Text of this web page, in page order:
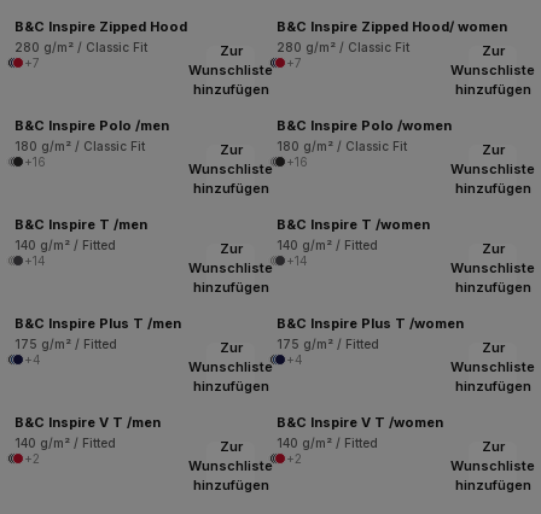
B&C Inspire Zipped Hood
280 g/m² / Classic Fit
+7
B&C Inspire Zipped Hood/ women
280 g/m² / Classic Fit
+7
Zur
Wunschliste
hinzufügen
B&C Inspire Polo /men
180 g/m² / Classic Fit
+16
Zur
Wunschliste
hinzufügen
B&C Inspire Polo /women
180 g/m² / Classic Fit
+16
Zur
Wunschliste
hinzufügen
B&C Inspire T /men
140 g/m² / Fitted
+14
Zur
Wunschliste
hinzufügen
B&C Inspire T /women
140 g/m² / Fitted
+14
Zur
Wunschliste
hinzufügen
B&C Inspire Plus T /men
175 g/m² / Fitted
+4
Zur
Wunschliste
hinzufügen
B&C Inspire Plus T /women
175 g/m² / Fitted
+4
Zur
Wunschliste
hinzufügen
B&C Inspire V T /men
140 g/m² / Fitted
+2
Zur
Wunschliste
hinzufügen
B&C Inspire V T /women
140 g/m² / Fitted
+2
Zur
Wunschliste
hinzufügen
Zur
Wunschliste
hinzufügen